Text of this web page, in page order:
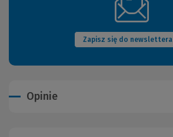
Zapisz się do newslettera
(Nowe
okno)
Opinie